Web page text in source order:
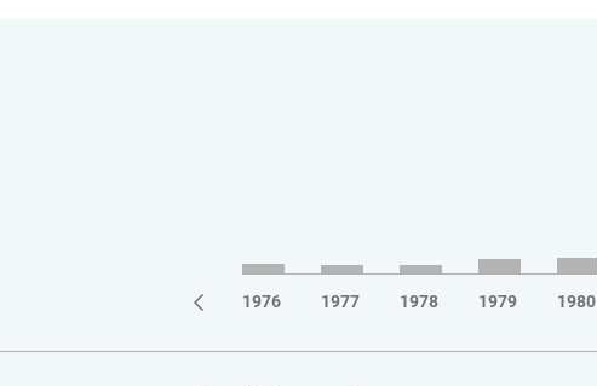
1975 1976 1977 1978 1979 1980